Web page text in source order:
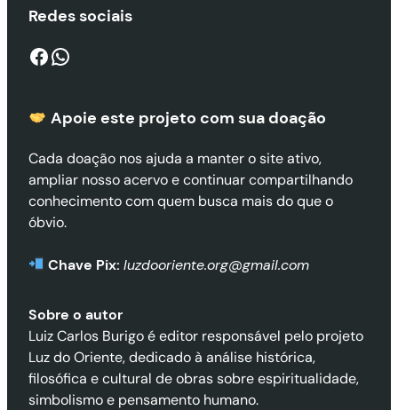
Redes sociais
Facebook WhatsApp
Apoie este projeto com sua doação
Cada doação nos ajuda a manter o site ativo,
ampliar nosso acervo e continuar compartilhando
conhecimento com quem busca mais do que o
óbvio.
Chave Pix: luzdooriente.org@gmail.com
Sobre o autor
Luiz Carlos Burigo é editor responsável pelo projeto
Luz do Oriente, dedicado à análise histórica,
filosófica e cultural de obras sobre espiritualidade,
simbolismo e pensamento humano.